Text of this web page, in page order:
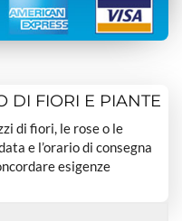
DI FIORI E PIANTE
di fiori, le rose o le
e l’orario di consegna
esigenze